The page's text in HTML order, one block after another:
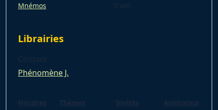
Mnémos Trash
Librairies
Contact
Phénomène J.
Horaires Thèmes Invités Animateur